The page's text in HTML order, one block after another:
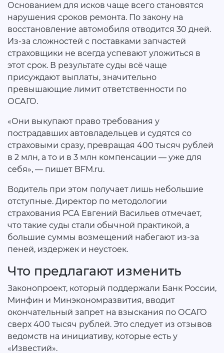
Основанием для исков чаще всего становятся
нарушения сроков ремонта. По закону на
восстановление автомобиля отводится 30 дней.
Из-за сложностей с поставками запчастей
страховщики не всегда успевают уложиться в
этот срок. В результате суды всё чаще
присуждают выплаты, значительно
превышающие лимит ответственности по
ОСАГО.
«Они выкупают право требования у
пострадавших автовладельцев и судятся со
страховыми сразу, превращая 400 тысяч рублей
в 2 млн, а то и в 3 млн компенсации — уже для
себя», — пишет BFM.ru.
Водитель при этом получает лишь небольшие
отступные. Директор по методологии
страхования РСА Евгений Васильев отмечает,
что такие суды стали обычной практикой, а
большие суммы возмещений набегают из-за
пеней, издержек и неустоек.
Что предлагают изменить
Законопроект, который поддержали Банк России,
Минфин и Минэкономразвития, вводит
окончательный запрет на взыскания по ОСАГО
сверх 400 тысяч рублей. Это следует из отзывов
ведомств на инициативу, которые есть у
«Известий».